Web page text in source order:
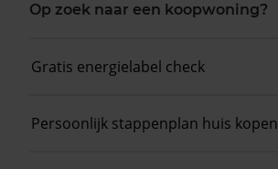
Op zoek naar een koopwoning?
Gratis energielabel check
Persoonlijk stappenplan huis kopen